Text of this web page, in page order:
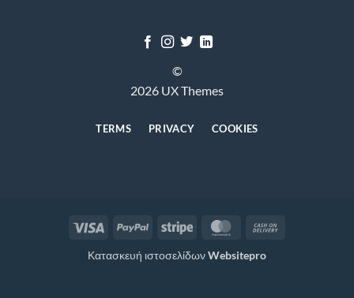
©
2026 UX Themes
TERMS PRIVACY COOKIES
Visa PayPal Stripe MasterCard
Κατασκευή ιστοσελίδωνWebsitepro